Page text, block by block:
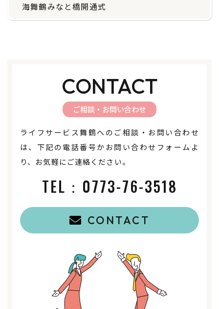
海舞鶴みなと橋開通式
CONTACT
ご相談・お問い合わせ
ライフサービス舞鶴へのご相談・お問い合わせ
は、下記の電話番号かお問い合わせフォームよ
り、お気軽にご連絡ください。
TEL： 0773-76-3518
CONTACT